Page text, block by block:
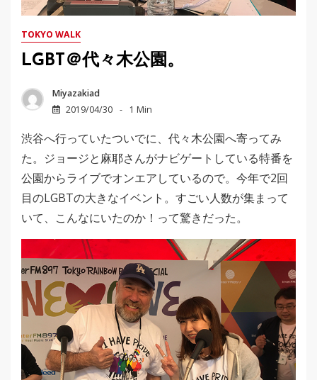
TOKYO WALK
LGBT＠代々木公園。
Miyazakiad
2019/04/30
1 Min
渋谷へ行っていたついでに、代々木公園へ寄ってみ
た。ジョージと麻耶さんがナビゲートしている特番を
公園からライブでオンエアしているので。今年で2回
目のLGBTの大きなイベント。すごい人数が集まって
いて、こんなにいたのか！って驚きだった。